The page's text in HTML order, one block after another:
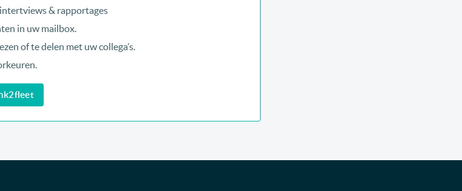
& rapportages
in uw mailbox.
of te delen met uw collega’s.